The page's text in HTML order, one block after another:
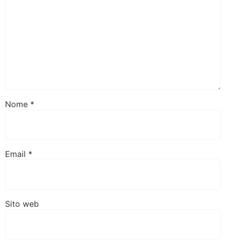
Nome *
Email *
Sito web